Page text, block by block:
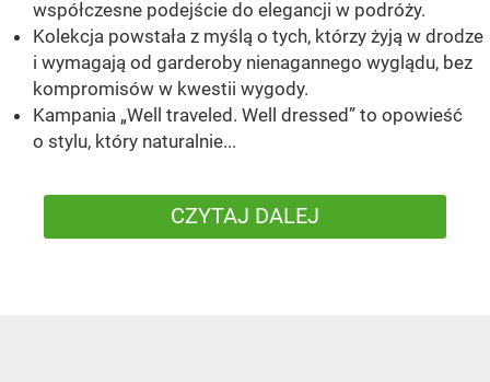
współczesne podejście do elegancji w podróży.
Kolekcja powstała z myślą o tych, którzy żyją w drodze
i wymagają od garderoby nienagannego wyglądu, bez
kompromisów w kwestii wygody.
Kampania „Well traveled. Well dressed” to opowieść
o stylu, który naturalnie...
CZYTAJ DALEJ